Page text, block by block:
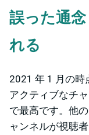
誤った通
れる
2021 年 1 月の時
アクティブなチ
で最高です。他
ャンネルが視聴